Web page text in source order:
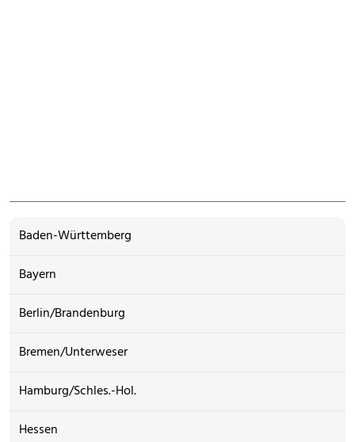
Baden-Württemberg
Bayern
Berlin/Brandenburg
Bremen/Unterweser
Hamburg/Schles.-Hol.
Hessen